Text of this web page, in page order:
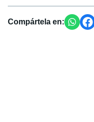
Compártela en: